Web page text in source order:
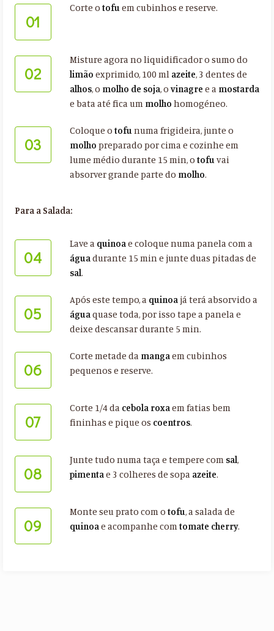
01
Corte o tofu em cubinhos e reserve.
02
Misture agora no liquidificador o sumo do
limão exprimido, 100 ml azeite, 3 dentes de
alhos, o molho de soja, ovinagre e a mostarda
e bata até fica um molho homogéneo.
03
Coloque o tofu numa frigideira, junte o
molho preparado por cima e cozinhe em
lume médio durante 15 min, o tofu vai
absorver grande parte do molho.
Para a Salada:
04
Lave a quinoa e coloque numa panela com a
água durante 15 min e junte duas pitadas de
sal.
05
Após este tempo, a quinoa já terá absorvido a
água quase toda, por isso tape a panela e
deixe descansar durante 5 min.
06
Corte metade da manga em cubinhos
pequenos e reserve.
07
Corte 1/4 da cebola roxa em fatias bem
fininhas e pique os coentros.
08
Junte tudo numa taça e tempere com sal,
pimenta e 3 colheres de sopa azeite.
09
Monte seu prato com o tofu, a salada de
quinoa e acompanhe com tomate cherry.